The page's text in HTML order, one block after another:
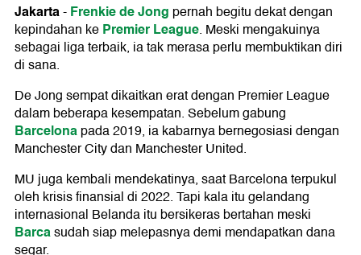
Jakarta-Frenkie de Jong pernah begitu dekat dengan
kepindahan kePremier League. Meski mengakuinya
sebagai liga terbaik, ia tak merasa perlu membuktikan diri
di sana.
De Jong sempat dikaitkan erat dengan Premier League
dalam beberapa kesempatan. Sebelum gabung
Barcelonapada 2019, ia kabarnya bernegosiasi dengan
Manchester City dan Manchester United.
MU juga kembali mendekatinya, saat Barcelona terpukul
oleh krisis finansial di 2022. Tapi kala itu gelandang
internasional Belanda itu bersikeras bertahan meski
Barcasudah siap melepasnya demi mendapatkan dana
segar.